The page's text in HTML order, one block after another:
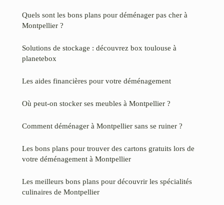
Quels sont les bons plans pour déménager pas cher à
Montpellier ?
Solutions de stockage : découvrez box toulouse à
planetebox
Les aides financières pour votre déménagement
Où peut-on stocker ses meubles à Montpellier ?
Comment déménager à Montpellier sans se ruiner ?
Les bons plans pour trouver des cartons gratuits lors de
votre déménagement à Montpellier
Les meilleurs bons plans pour découvrir les spécialités
culinaires de Montpellier